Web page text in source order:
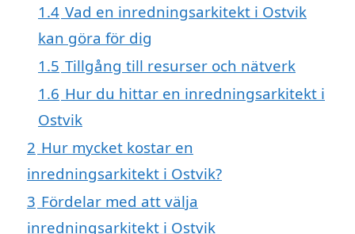
1.4 Vad en inredningsarkitekt i Ostvik
kan göra för dig
1.5 Tillgång till resurser och nätverk
1.6 Hur du hittar en inredningsarkitekt i
Ostvik
2 Hur mycket kostar en
inredningsarkitekt i Ostvik?
3 Fördelar med att välja
inredningsarkitekt i Ostvik